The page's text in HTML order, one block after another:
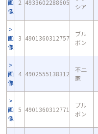
画
像
2 4933602288605
シア
画
像
3 4901360312757
ブル
ボン
画
像
4 4902555138312
不二
家
画
像
5 4901360312771
ブル
ボン